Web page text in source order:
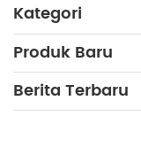
Kategori
Produk Baru
Berita Terbaru